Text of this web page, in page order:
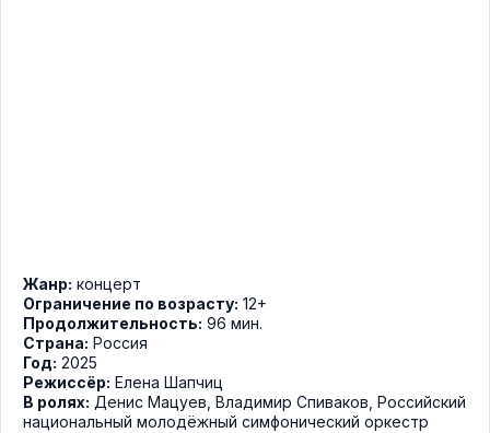
Жанр: концерт
Ограничение по возрасту: 12+
Продолжительность: 96 мин.
Страна: Россия
Год: 2025
Режиссёр: Елена Шапчиц
В ролях: Денис Мацуев, Владимир Спиваков, Российский
национальный молодёжный симфонический оркестр